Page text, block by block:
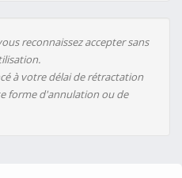
reconnaissez accepter sans
à votre délai de rétractation
forme d'annulation ou de